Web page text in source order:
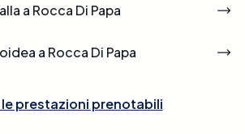
a Rocca Di Papa
a Rocca Di Papa
prestazioni prenotabili